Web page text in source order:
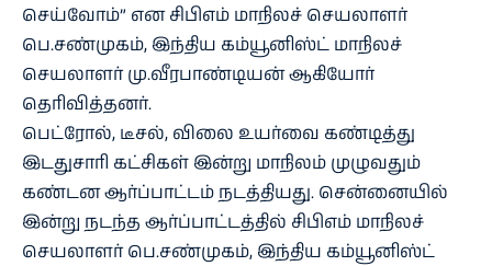
செய்வோம்” என சிபிஎம் மாநிலச் செயலாளர்
பெ.சண்முகம், இந்திய கம்யூனிஸ்ட் மாநிலச்
செயலாளர் மு.வீரபாண்டியன் ஆகியோர்
தெரிவித்தனர்.
பெட்ரோல், டீசல், விலை உயர்வை கண்டித்து
இடதுசாரி கட்சிகள் இன்று மாநிலம் முழுவதும்
கண்டன ஆர்ப்பாட்டம் நடத்தியது. சென்னையில்
இன்று நடந்த ஆர்ப்பாட்டத்தில் சிபிஎம் மாநிலச்
செயலாளர் பெ.சண்முகம், இந்திய கம்யூனிஸ்ட்